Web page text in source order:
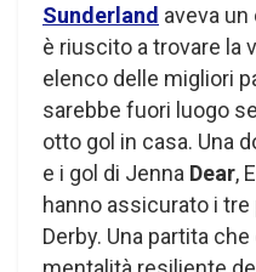
Sunderland aveva
è riuscito a trovare la
elenco delle migliori
sarebbe fuori luogo
otto gol in casa. Una
e i gol di Jenna Dear,
hanno assicurato i tre
Derby. Una partita